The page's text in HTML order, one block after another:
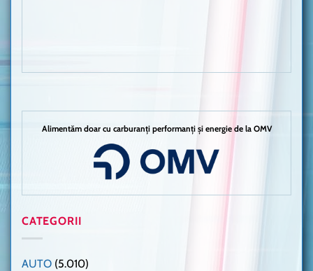
Alimentăm doar cu carburanți performanți și energie de la OMV
CATEGORII
AUTO (5.010)